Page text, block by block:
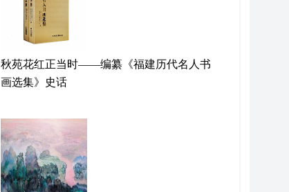
秋苑花红正当时——编纂《福建历代名人书
画选集》史话